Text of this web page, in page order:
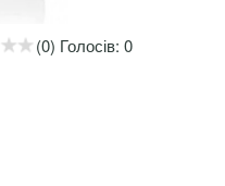
(0) Голосів: 0